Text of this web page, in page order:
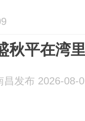
秋平在湾
昌发布 2026-08-